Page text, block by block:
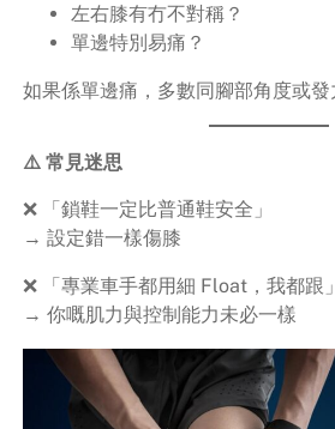
左右膝有冇不對稱？
單邊特別易痛？
如果係單邊痛，多數同腳部角度或發
⚠️ 常見迷思
❌ 「鎖鞋一定比普通鞋安全」
→ 設定錯一樣傷膝
❌ 「專業車手都用細 Float，我都跟」
→ 你嘅肌力與控制能力未必一樣